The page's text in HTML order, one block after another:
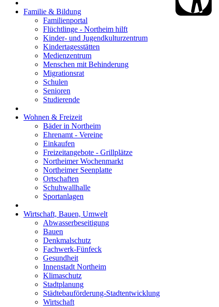
Familie & Bildung
Familienportal
Flüchtlinge - Northeim hilft
Kinder- und Jugendkulturzentrum
Kindertagesstätten
Medienzentrum
Menschen mit Behinderung
Migrationsrat
Schulen
Senioren
Studierende
Wohnen & Freizeit
Bäder in Northeim
Ehrenamt - Vereine
Einkaufen
Freizeitangebote - Grillplätze
Northeimer Wochenmarkt
Northeimer Seenplatte
Ortschaften
Schuhwallhalle
Sportanlagen
Wirtschaft, Bauen, Umwelt
Abwasserbeseitigung
Bauen
Denkmalschutz
Fachwerk-Fünfeck
Gesundheit
Innenstadt Northeim
Klimaschutz
Stadtplanung
Städtebauförderung-Stadtentwicklung
Wirtschaft